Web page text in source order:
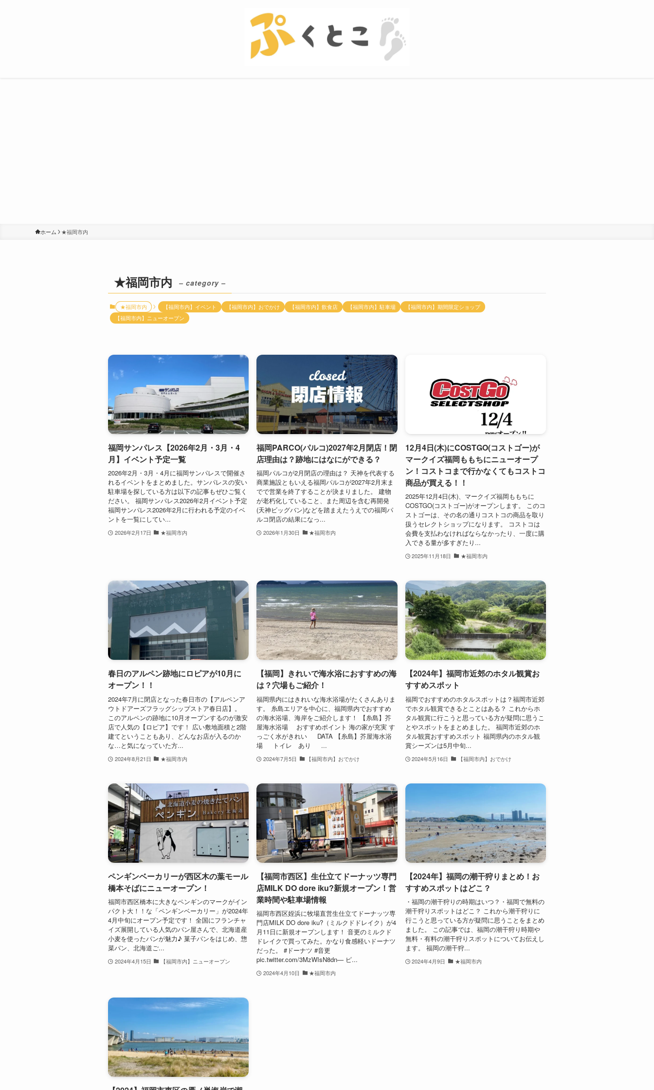
ホーム ★福岡市内
★福岡市内 – category –
★福岡市内 【福岡市内】イベント 【福岡市内】おでかけ 【福岡市内】飲食店 【福岡市内】駐車場
【福岡市内】期間限定ショップ
【福岡市内】ニューオープン
福岡サンパレス【2026年2月・3月・4
月】イベント予定一覧
2026年2月・3月・4月に福岡サンパレスで開催さ
れるイベントをまとめました。サンパレスの安い
駐車場を探している方は以下の記事もぜひご覧く
ださい。 福岡サンパレス2026年2月イベント予定
福岡サンパレス2026年2月に行われる予定のイベ
ントを一覧にしてい...
2026年2月17日 ★福岡市内
福岡PARCO(パルコ)2027年2月閉店！閉
店理由は？跡地にはなにができる？
福岡パルコが2月閉店の理由は？ 天神を代表する
商業施設ともいえる福岡パルコが2027年2月末ま
でで営業を終了することが決まりました。 建物
が老朽化していること、また周辺を含む再開発
(天神ビッグバン)などを踏まえたうえでの福岡パ
ルコ閉店の結果になっ...
2026年1月30日 ★福岡市内
12月4日(木)にCOSTGO(コストゴー)が
マークイズ福岡ももちにニューオープ
ン！コストコまで行かなくてもコストコ
商品が買える！！
2025年12月4日(木)、マークイズ福岡ももちに
COSTGO(コストゴー)がオープンします。 このコ
ストゴーは、その名の通りコストコの商品を取り
扱うセレクトショップになります。 コストコは
会費を支払わなければならなかったり、一度に購
入できる量が多すぎたり...
2025年11月18日 ★福岡市内
春日のアルペン跡地にロピアが10月に
オープン！！
2024年7月に閉店となった春日市の【アルペンア
ウトドアーズフラッグシップストア春日店】。
このアルペンの跡地に10月オープンするのが激安
店で人気の【ロピア】です！ 広い敷地面積と2階
建てということもあり、どんなお店が入るのか
な…と気になっていた方...
2024年8月21日 ★福岡市内
【福岡】きれいで海水浴におすすめの海
は？穴場もご紹介！
福岡県内にはきれいな海水浴場がたくさんありま
す。 糸島エリアを中心に、福岡県内でおすすめ
の海水浴場、海岸をご紹介します！ 【糸島】芥
屋海水浴場 おすすめポイント 海の家が充実 す
っごく水がきれい DATA 【糸島】芥屋海水浴
場 トイレ あり ...
2024年7月5日 【福岡市内】おでかけ
【2024年】福岡市近郊のホタル観賞お
すすめスポット
福岡でおすすめのホタルスポットは？福岡市近郊
でホタル観賞できるとことはある？ これからホ
タル観賞に行こうと思っている方が疑問に思うこ
とやスポットをまとめました。 福岡市近郊のホ
タル観賞おすすめスポット 福岡県内のホタル観
賞シーズンは5月中旬...
2024年5月16日 【福岡市内】おでかけ
ペンギンベーカリーが西区木の葉モール
橋本そばにニューオープン！
福岡市西区橋本に大きなペンギンのマークがイン
パクト大！！な「ペンギンベーカリー」が2024年
4月中旬にオープン予定です！ 全国にフランチャ
イズ展開している人気のパン屋さんで、北海道産
小麦を使ったパンが魅力♪ 菓子パンをはじめ、惣
菜パン、北海道ご...
2024年4月15日 【福岡市内】ニューオープン
【福岡市西区】生仕立てドーナッツ専門
店MILK DO dore iku?新規オープン！営
業時間や駐車場情報
福岡市西区姪浜に牧場直営生仕立てドーナッツ専
門店MILK DO dore iku?（ミルクドドレイク）が4
月11日に新規オープンします！ 音更のミルクド
ドレイクで買ってみた。かなり食感軽いドーナツ
だった。 #ドーナツ #音更
pic.twitter.com/3MzWIsN8dn— ピ...
2024年4月10日 ★福岡市内
【2024年】福岡の潮干狩りまとめ！お
すすめスポットはどこ？
・福岡の潮干狩りの時期はいつ？・福岡で無料の
潮干狩りスポットはどこ？ これから潮干狩りに
行こうと思っている方が疑問に思うことをまとめ
ました。 この記事では、福岡の潮干狩り時期や
無料・有料の潮干狩りスポットについてお伝えし
ます。 福岡の潮干狩...
2024年4月9日 ★福岡市内